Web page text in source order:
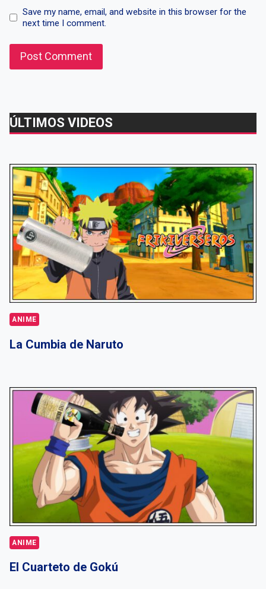
Save my name, email, and website in this browser for the
next time I comment.
ÚLTIMOS VIDEOS
ANIME
La Cumbia de Naruto
ANIME
El Cuarteto de Gokú